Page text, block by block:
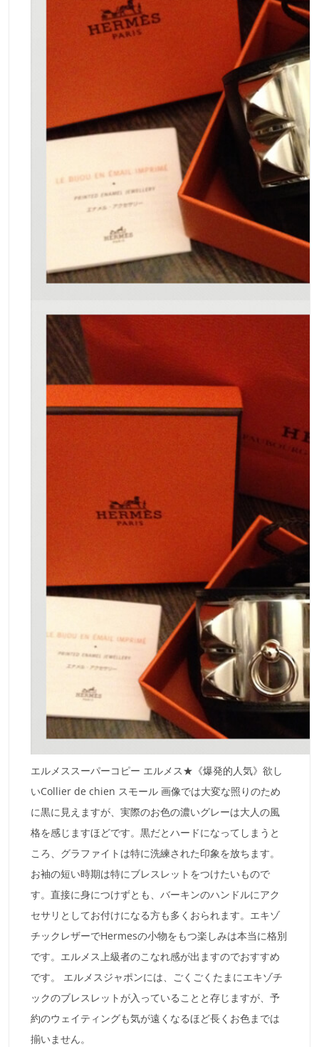
エルメススーパーコピー エルメス★《爆発的人気》欲し
いCollier de chien スモール 画像では大変な照りのため
に黒に見えますが、実際のお色の濃いグレーは大人の風
格を感じますほどです。黒だとハードになってしまうと
ころ、グラファイトは特に洗練された印象を放ちます。
お袖の短い時期は特にブレスレットをつけたいもので
す。直接に身につけずとも、バーキンのハンドルにアク
セサリとしてお付けになる方も多くおられます。エキゾ
チックレザーでHermesの小物をもつ楽しみは本当に格別
です。エルメス上級者のこなれ感が出ますのでおすすめ
です。 エルメスジャポンには、ごくごくたまにエキゾチ
ックのブレスレットが入っていることと存じますが、予
約のウェイティングも気が遠くなるほど長くお色までは
揃いません。